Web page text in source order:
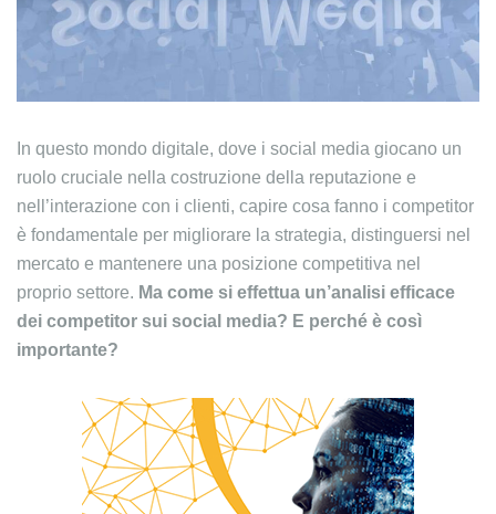
In questo mondo digitale, dove i social media giocano un
ruolo cruciale nella costruzione della reputazione e
nell’interazione con i clienti, capire cosa fanno i competitor
è fondamentale per migliorare la strategia, distinguersi nel
mercato e mantenere una posizione competitiva nel
proprio settore. Ma come si effettua un’analisi efficace
dei competitor sui social media? E perché è così
importante?